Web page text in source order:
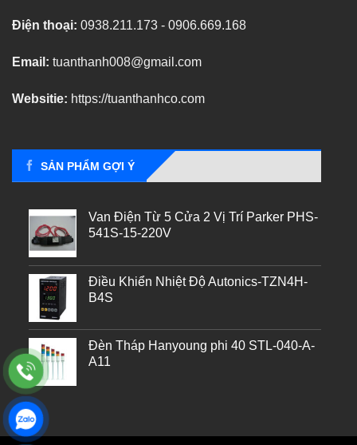
Điện thoại: 0938.211.173 - 0906.669.168
Email: tuanthanh008@gmail.com
Websitie: https://tuanthanhco.com
SẢN PHẨM GỢI Ý
Van Điện Từ 5 Cửa 2 Vị Trí Parker PHS-
541S-15-220V
Điều Khiển Nhiệt Độ Autonics-TZN4H-
B4S
Đèn Tháp Hanyoung phi 40 STL-040-A-
A11